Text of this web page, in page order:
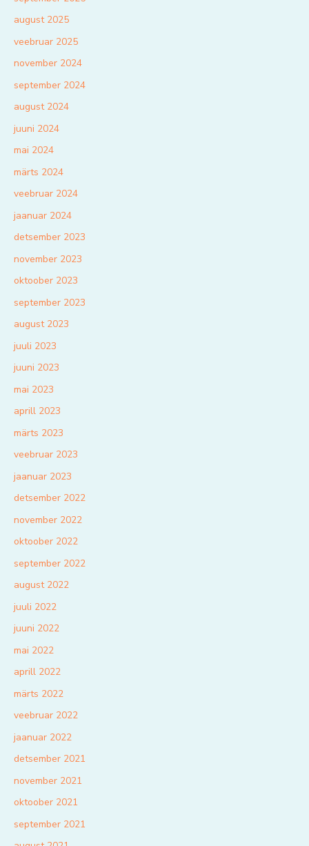
august 2025
veebruar 2025
november 2024
september 2024
august 2024
juuni 2024
mai 2024
märts 2024
veebruar 2024
jaanuar 2024
detsember 2023
november 2023
oktoober 2023
september 2023
august 2023
juuli 2023
juuni 2023
mai 2023
aprill 2023
märts 2023
veebruar 2023
jaanuar 2023
detsember 2022
november 2022
oktoober 2022
september 2022
august 2022
juuli 2022
juuni 2022
mai 2022
aprill 2022
märts 2022
veebruar 2022
jaanuar 2022
detsember 2021
november 2021
oktoober 2021
september 2021